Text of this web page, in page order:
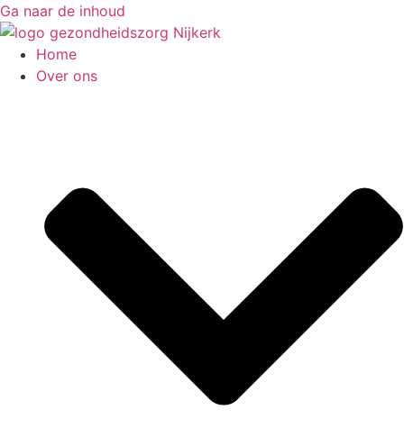
Ga naar de inhoud
Home
Over ons